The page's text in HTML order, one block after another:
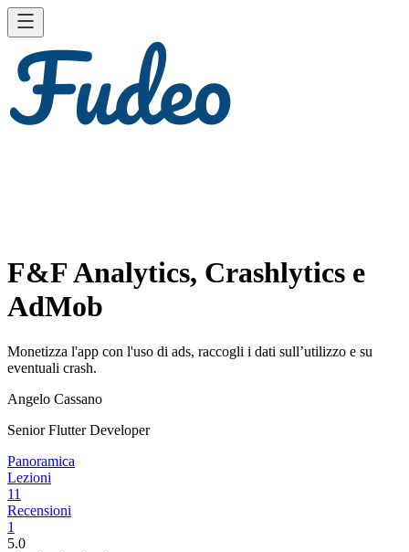
F&F Analytics, Crashlytics e
AdMob
Monetizza l'app con l'uso di ads, raccogli i dati sull’utilizzo e su
eventuali crash.
Angelo Cassano
Senior Flutter Developer
Panoramica
Lezioni
11
Recensioni
1
5.0